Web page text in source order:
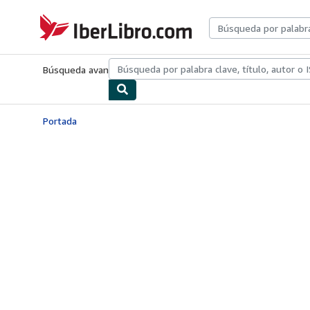
IberLibro.com
Búsqueda avanzadaColecciones Libros antiguosArte y
Portada